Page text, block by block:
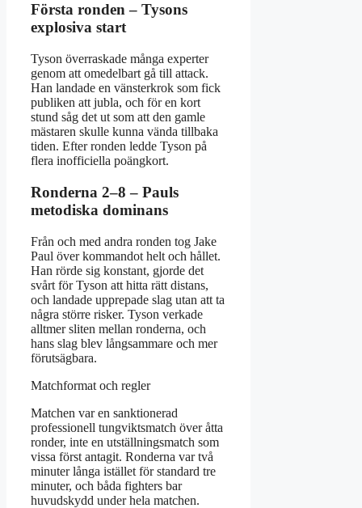
Första ronden – Tysons
explosiva start
Tyson överraskade många experter
genom att omedelbart gå till attack.
Han landade en vänsterkrok som fick
publiken att jubla, och för en kort
stund såg det ut som att den gamle
mästaren skulle kunna vända tillbaka
tiden. Efter ronden ledde Tyson på
flera inofficiella poängkort.
Ronderna 2–8 – Pauls
metodiska dominans
Från och med andra ronden tog Jake
Paul över kommandot helt och hållet.
Han rörde sig konstant, gjorde det
svårt för Tyson att hitta rätt distans,
och landade upprepade slag utan att ta
några större risker. Tyson verkade
alltmer sliten mellan ronderna, och
hans slag blev långsammare och mer
förutsägbara.
Matchformat och regler
Matchen var en sanktionerad
professionell tungviktsmatch över åtta
ronder, inte en utställningsmatch som
vissa först antagit. Ronderna var två
minuter långa istället för standard tre
minuter, och båda fighters bar
huvudskydd under hela matchen.